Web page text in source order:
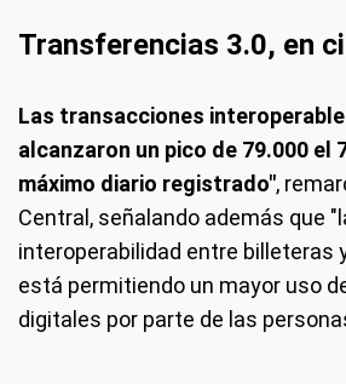
Transferencias 3.0, en
Las transacciones
alcanzaron un pico de 79.000 el
máximo diario registrado",
Central, señalando además que
interoperabilidad entre billeteras
está permitiendo un mayor uso
digitales por parte de las